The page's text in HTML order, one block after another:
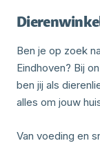
Ben je op zoek
Eindhoven? Bij
ben jij als
alles om jouw
Van voeding en